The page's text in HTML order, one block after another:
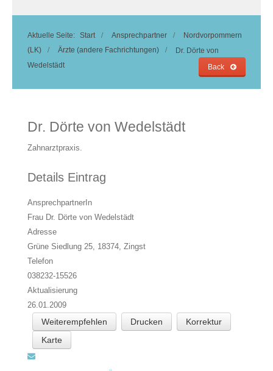
Aktuelle Seite: Start Ansprechpartner
Nordvorpommern
(LK)
Ärzte (andere Fachrichtungen)
Dr. Dörte von
Wedelstädt
Back
Dr. Dörte von Wedelstädt
Zahnarztpraxis.
Details Eintrag
AnsprechpartnerIn
Frau Dr. Dörte von Wedelstädt
Adresse
Grüne Siedlung 25, 18374, Zingst
Telefon
038232-15526
Aktualisierung
26.01.2009
Weiterempfehlen Drucken
Korrektur
Karte